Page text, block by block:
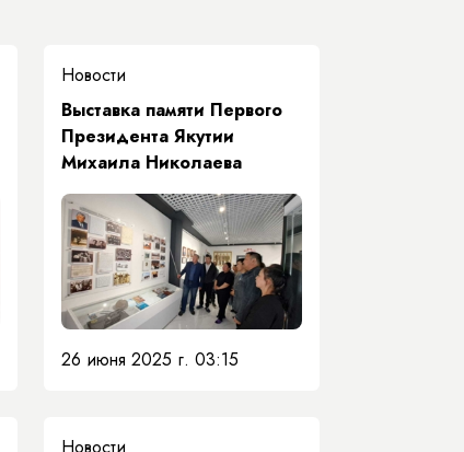
Новости
Выставка памяти Первого
Президента Якутии
Михаила Николаева
26 июня 2025 г. 03:15
Новости